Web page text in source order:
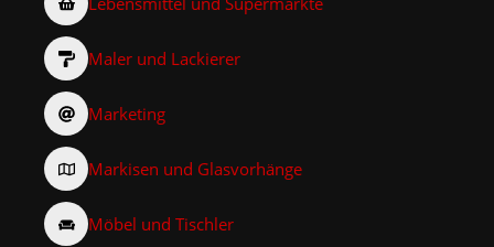
Maler und Lackierer
Marketing
Markisen und Glasvorhänge
Möbel und Tischler